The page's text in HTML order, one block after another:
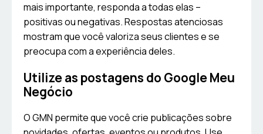
mais importante, responda a todas elas –
positivas ou negativas. Respostas atenciosas
mostram que você valoriza seus clientes e se
preocupa com a experiência deles.
Utilize as postagens do Google Meu
Negócio
O GMN permite que você crie publicações sobre